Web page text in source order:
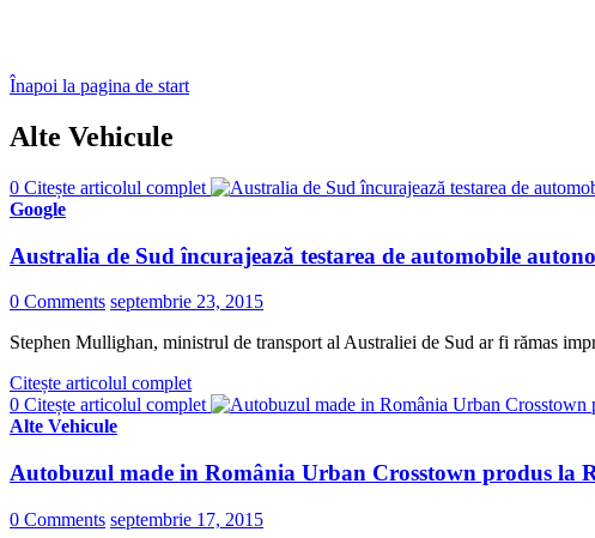
Înapoi la pagina de start
Alte Vehicule
0 Citește articolul complet
Google
Australia de Sud încurajează testarea de automobile
0 Comments septembrie 23, 2015
Stephen Mullighan, ministrul de transport al Australiei de Sud ar fi rămas
Citește articolul complet
0 Citește articolul complet
Alte Vehicule
Autobuzul made in România Urban Crosstown produs la
0 Comments septembrie 17, 2015